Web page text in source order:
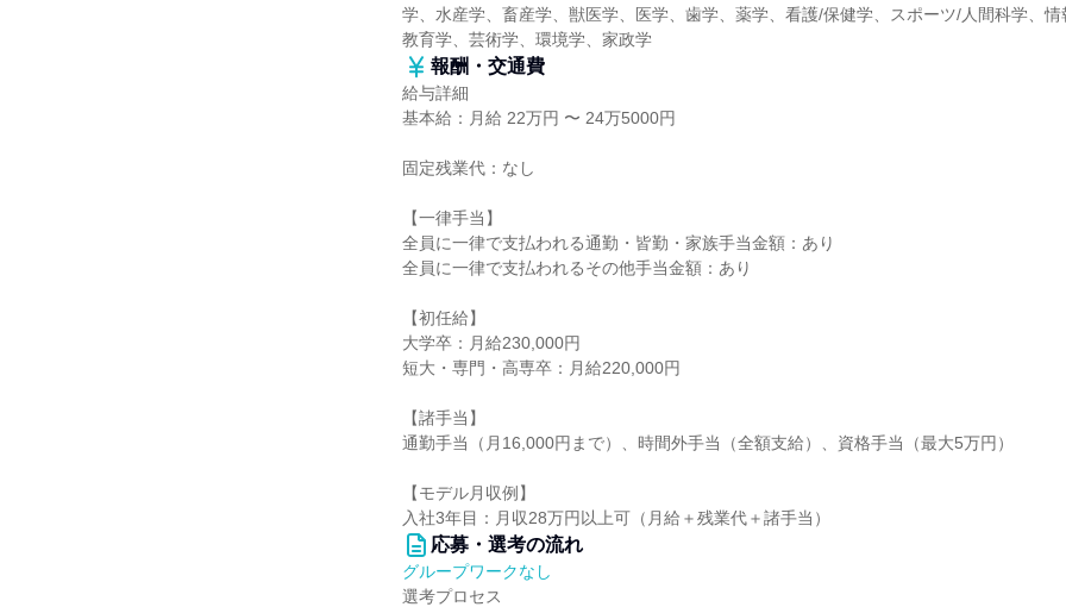
学、水産学、畜産学、獣医学、医学、歯学、薬学、看護/保健学、スポーツ/人間科学、情
教育学、芸術学、環境学、家政学
報酬・交通費
給与詳細
基本給：月給 22万円 〜 24万5000円
固定残業代：なし
【一律手当】
全員に一律で支払われる通勤・皆勤・家族手当金額：あり
全員に一律で支払われるその他手当金額：あり
【初任給】
大学卒：月給230,000円
短大・専門・高専卒：月給220,000円
【諸手当】
通勤手当（月16,000円まで）、時間外手当（全額支給）、資格手当（最大5万円）
【モデル月収例】
入社3年目：月収28万円以上可（月給＋残業代＋諸手当）
応募・選考の流れ
グループワークなし
選考プロセス